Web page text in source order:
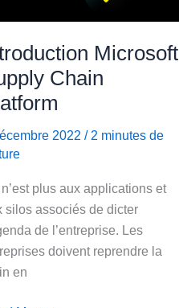
Microsoft
Chain
2022 / 2 minutes de
plus aux applications et
silos associés de dicter
de l’entreprise. Les
doivent reprendre la
en